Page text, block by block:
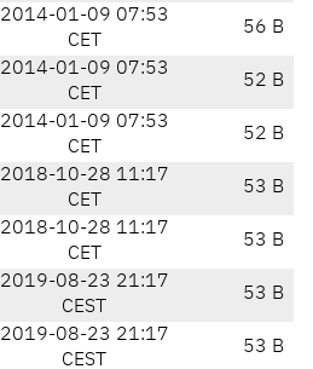
2014-01-09 07:53
CET
56 B
2014-01-09 07:53
CET
52 B
2014-01-09 07:53
CET
52 B
2018-10-28 11:17
CET
53 B
2018-10-28 11:17
CET
53 B
2019-08-23 21:17
CEST
53 B
2019-08-23 21:17
CEST
53 B